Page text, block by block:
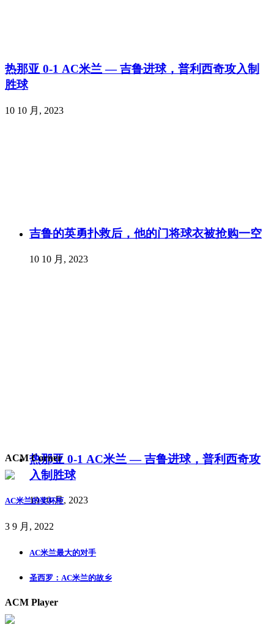
热那亚 0-1 AC米兰 — 吉鲁进球，普利西奇攻入制
胜球
10 10 月, 2023
吉鲁的英勇扑救后，他的门将球衣被抢购一空
10 10 月, 2023
热那亚 0-1 AC米兰 — 吉鲁进球，普利西奇攻
入制胜球
10 10 月, 2023
ACM Corner
AC米兰的奖杯柜
3 9 月, 2022
AC米兰最大的对手
圣西罗：AC米兰的故乡
ACM Player